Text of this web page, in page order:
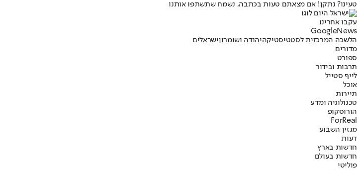
טעינו? נתקן! אם מצאתם טעות בכתבה, נשמח שתשתפו אותנו
עקבו אחרינו
Googl eNews
הלשכה המרכזית לסטטיסטיקהיהודה ושומרוןישראלים
מדורים
ספורט
תרבות ובידור
לייף סטייל
אוכל
תיירות
טכנולוגיה ומדע
הורוסקופ
ForReal
מגזין השבוע
דעות
חדשות בארץ
חדשות בעולם
פוליטי